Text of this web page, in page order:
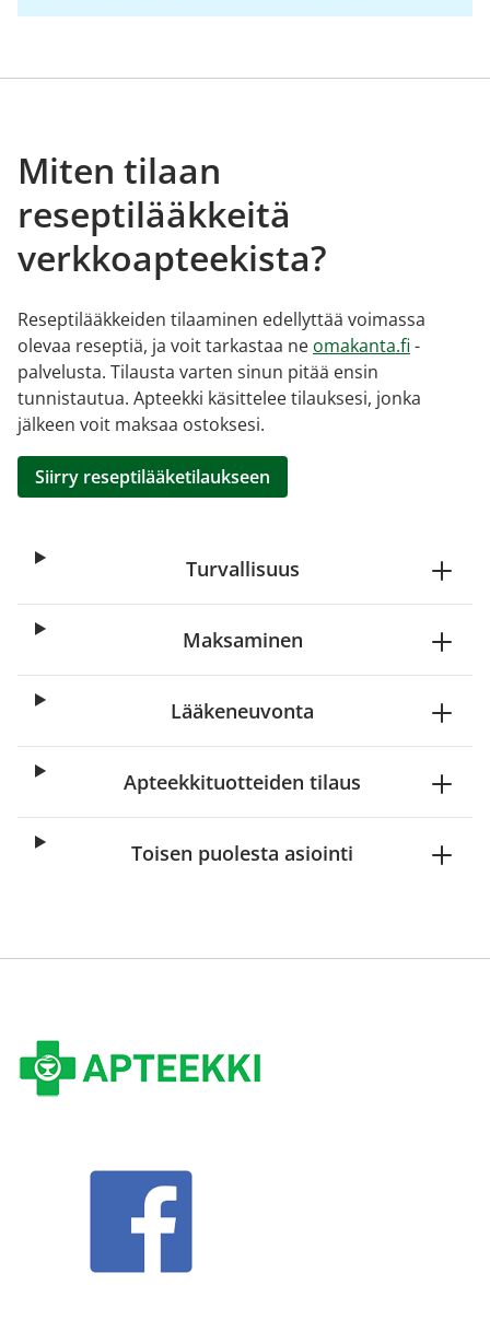
Miten tilaan
reseptilääkkeitä
verkkoapteekista?
Reseptilääkkeiden tilaaminen edellyttää voimassa
olevaa reseptiä, ja voit tarkastaa ne omakanta.fi -
palvelusta. Tilausta varten sinun pitää ensin
tunnistautua. Apteekki käsittelee tilauksesi, jonka
jälkeen voit maksaa ostoksesi.
Siirry reseptilääketilaukseen
Turvallisuus
Maksaminen
Lääkeneuvonta
Apteekkituotteiden tilaus
Toisen puolesta asiointi